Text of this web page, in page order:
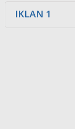
IKLAN 1